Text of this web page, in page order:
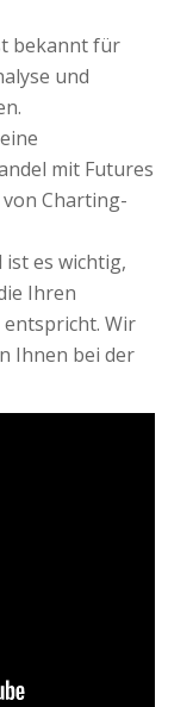
bekannt für
und
mit Futures
Charting-
es wichtig,
Ihren
Wir
Ihnen bei der